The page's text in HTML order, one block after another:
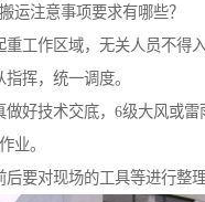
运注意事项要求有哪些？
重工作区域，无关人员不得入
挥，统一调度。
做好技术交底，6级大风或雷
业。
要对现场的工具等进行整理